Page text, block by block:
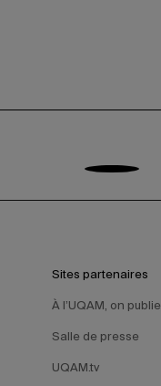
Sites partenaires
À l’UQAM, on publie
Salle de presse
UQAM.tv